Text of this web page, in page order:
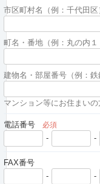
市区町村名（例：千代田区
町名・番地（例：丸の内１
建物名・部屋番号（例：鉄
マンション等にお住まい
電話番号 必須
- -
FAX番号
-
-